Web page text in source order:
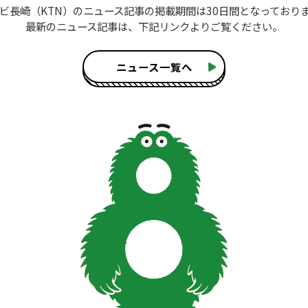
長崎（KTN）のニュース記事の掲載期間は30日間となっており
最新のニュース記事は、 下記リンクよりご覧ください。
ニュース一覧へ